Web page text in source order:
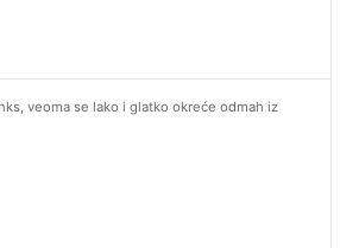
veoma se lako i glatko okreće odmah iz